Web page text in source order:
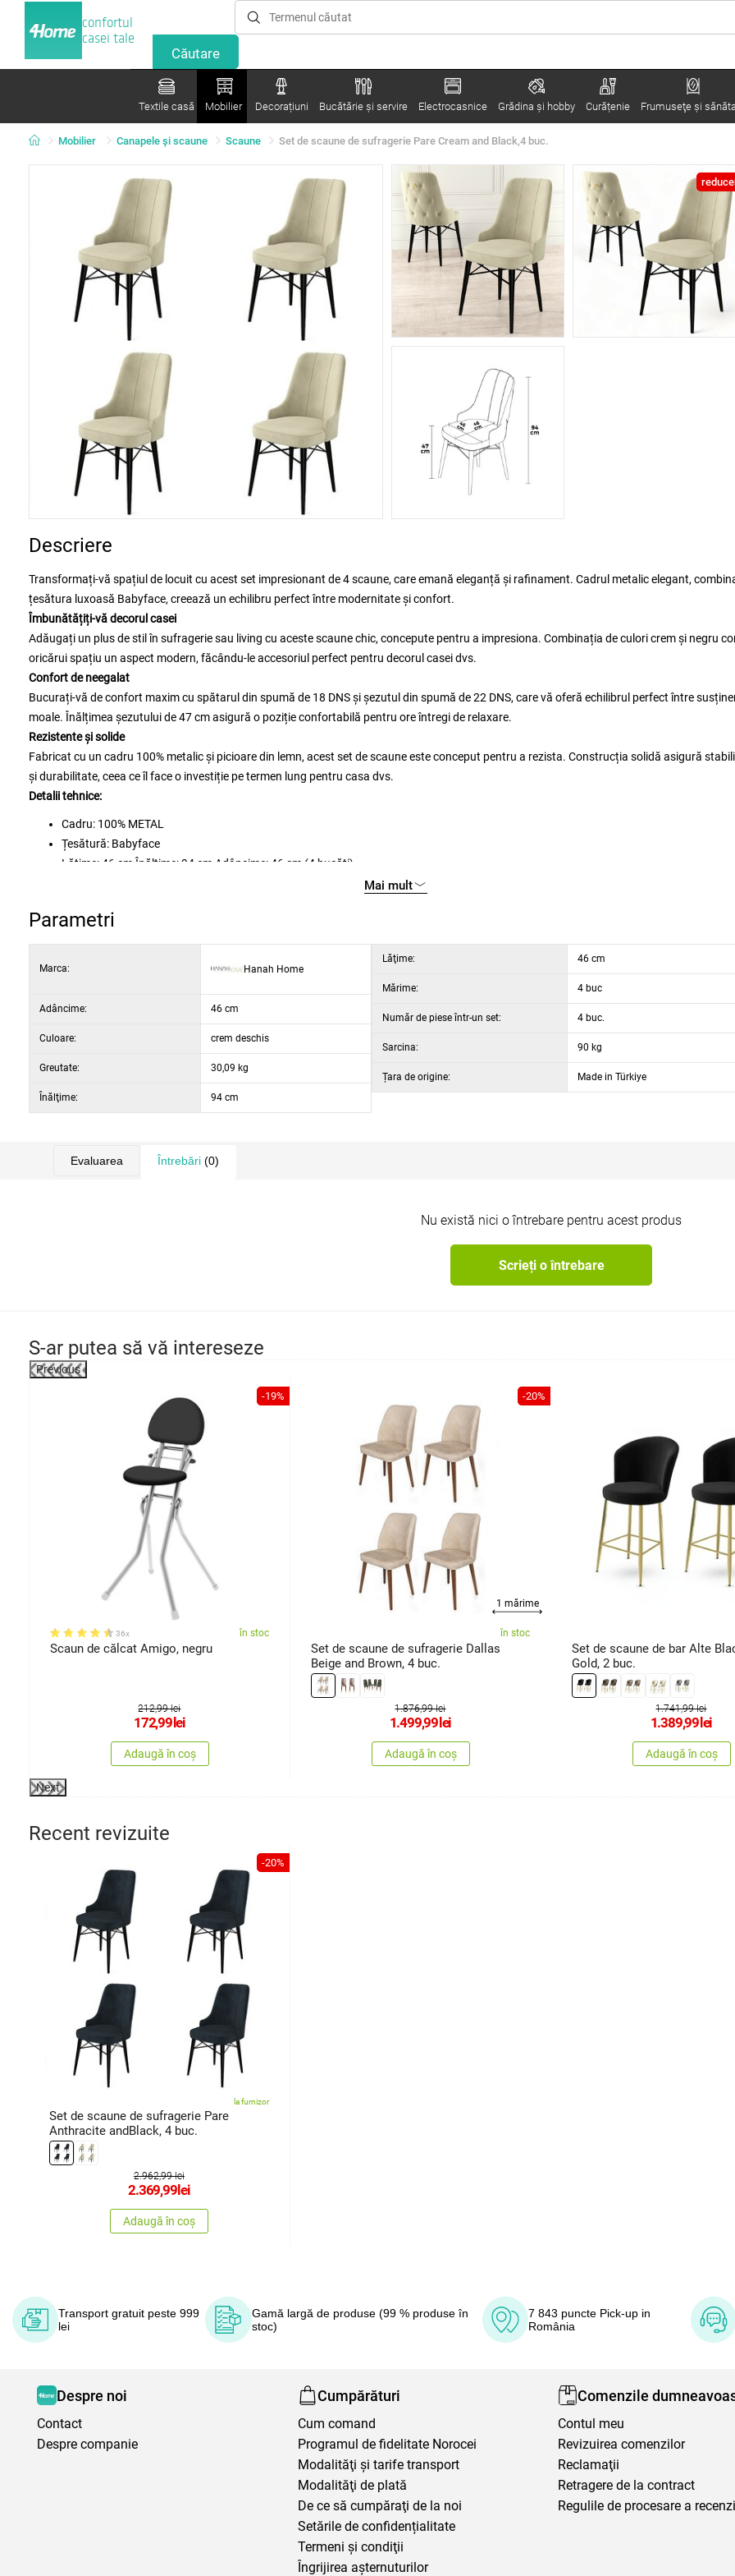
confortul
casei tale
Textile casă Mobilier Decorațiuni Bucătărie și servire Electrocasnice Grădina şi hobby Curățenie Frumuseţe şi
Mobilier Canapele și scaune Scaune Set de scaune de sufragerie Pare Cream and Black,4 buc.
Descriere
Transformați-vă spațiul de locuit cu acest set impresionant de 4 scaune, care emană eleganță și rafinament. Cadrul metalic elegant,
țesătura luxoasă Babyface, creează un echilibru perfect între modernitate și confort.
Îmbunătățiți-vă decorul casei
Adăugați un plus de stil în sufragerie sau living cu aceste scaune chic, concepute pentru a impresiona. Combinația de culori crem și negru
oricărui spațiu un aspect modern, făcându-le accesoriul perfect pentru decorul casei dvs.
Confort de neegalat
Bucurați-vă de confort maxim cu spătarul din spumă de 18 DNS și șezutul din spumă de 22 DNS, care vă oferă echilibrul perfect între
moale. Înălțimea șezutului de 47 cm asigură o poziție confortabilă pentru ore întregi de relaxare.
Rezistente și solide
Fabricat cu un cadru 100% metalic și picioare din lemn, acest set de scaune este conceput pentru a rezista. Construcția solidă asigură
și durabilitate, ceea ce îl face o investiție pe termen lung pentru casa dvs.
Detalii tehnice:
Cadru: 100% METAL
Țesătură: Babyface
Lățime: 46 cm Înălțime: 94 cm Adâncime: 46 cm (4 bucăți)
Spumă 18 DNS pentru spătar / spumă 22 DNS pentru șezut
Picioare din lemn
Mai mult
Parametri
Marca: Hanah Home
Adâncime: 46 cm
Culoare: crem deschis
Greutate: 30,09 kg
Înălţime: 94 cm
Lăţime: 46 cm
Mărime: 4 buc
Număr de piese într-un set: 4 buc.
Sarcina: 90 kg
Țara de origine: Made in Türkiye
Evaluarea Întrebări (0)
Nu există nici o întrebare pentru acest produs
Scrieți o întrebare
S-ar putea să vă intereseze
Previous
-19%
36x în stoc
Scaun de călcat Amigo, negru
212,99 lei
172,99lei
Adaugă în coș
-20%
1 mărime
în stoc
Set de scaune de sufragerie Dallas
Beige and Brown, 4 buc.
1.876,99 lei
1.499,99lei
Adaugă în coș
Set de scaune de bar Alte
Gold, 2 buc.
1.741,99 lei
1.389,99lei
Adaugă în coș
Next
Recent revizuite
-20%
la furnizor
Set de scaune de sufragerie Pare
Anthracite andBlack, 4 buc.
2.962,99 lei
2.369,99lei
Adaugă în coș
Transport gratuit peste 999
lei
Gamă largă de produse (99 % produse în
stoc)
7 843 puncte Pick-up in
România
Despre noi
Contact
Despre companie
Cumpărături
Cum comand
Programul de fidelitate Norocei
Modalităţi şi tarife transport
Modalităţi de plată
De ce să cumpăraţi de la noi
Setările de confidențialitate
Termeni şi condiţii
Îngrijirea așternuturilor
Comenzile
Contul meu
Revizuirea comenzilor
Reclamaţii
Retragere de la contract
Regulile de procesare a